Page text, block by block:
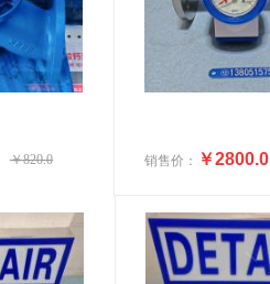
￥820.0 销售价： ￥2800.0